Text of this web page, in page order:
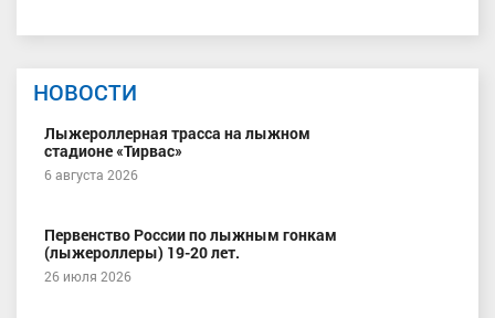
НОВОСТИ
Лыжероллерная трасса на лыжном
стадионе «Тирвас»
6 августа 2026
Первенство России по лыжным гонкам
(лыжероллеры) 19-20 лет.
26 июля 2026